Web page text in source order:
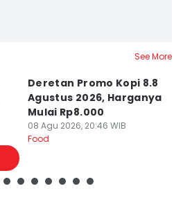
See More
Deretan Promo Kopi 8.8
Agustus 2026, Harganya
Mulai Rp8.000
08 Agu 2026, 20:46 WIB
Food